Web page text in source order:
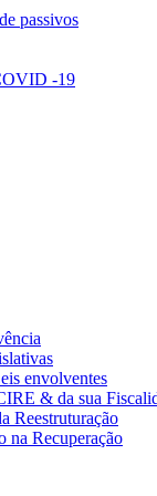
-19
envolventes
& da sua
Reestruturação
na Recuperação